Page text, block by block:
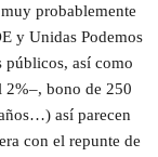
probablemente
y Unidas Podemos
públicos, así como
2%–, bono de 250
así parecen
con el repunte de